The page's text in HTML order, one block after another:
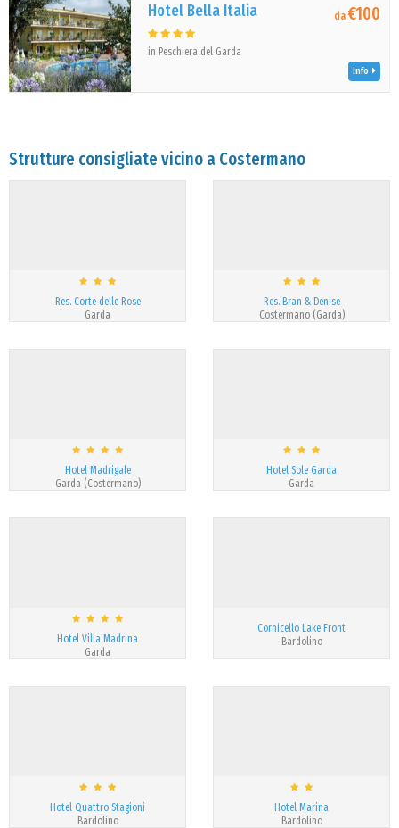
Hotel Bella Italia
in Peschiera del Garda
da€100
Info
Strutture consigliate vicino a Costermano
Res. Corte delle Rose
Garda
Res. Bran & Denise
Costermano (Garda)
Hotel Madrigale
Garda (Costermano)
Hotel Sole Garda
Garda
Hotel Villa Madrina
Garda
Cornicello Lake Front
Bardolino
Hotel Quattro Stagioni
Bardolino
Hotel Marina
Bardolino